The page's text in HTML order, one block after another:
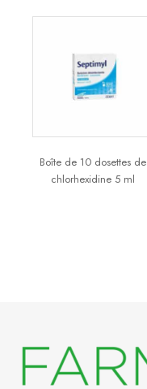
Boîte de 10 dosettes de
chlorhexidine 5 ml